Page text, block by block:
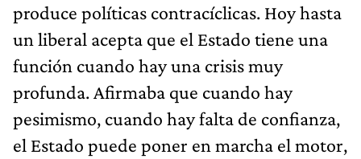
produce políticas contracíclicas. Hoy hasta
un liberal acepta que el Estado tiene una
función cuando hay una crisis muy
profunda. Afirmaba que cuando hay
pesimismo, cuando hay falta de confianza,
el Estado puede poner en marcha el motor,